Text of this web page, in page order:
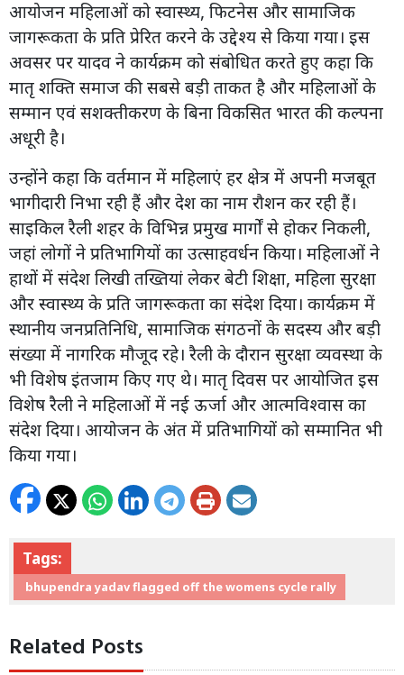
आयोजन महिलाओं को स्वास्थ्य, फिटनेस और सामाजिक
जागरूकता के प्रति प्रेरित करने के उद्देश्य से किया गया। इस
अवसर पर यादव ने कार्यक्रम को संबोधित करते हुए कहा कि
मातृ शक्ति समाज की सबसे बड़ी ताकत है और महिलाओं के
सम्मान एवं सशक्तीकरण के बिना विकसित भारत की कल्पना
अधूरी है।
उन्होंने कहा कि वर्तमान में महिलाएं हर क्षेत्र में अपनी मजबूत
भागीदारी निभा रही हैं और देश का नाम रौशन कर रही हैं।
साइकिल रैली शहर के विभिन्न प्रमुख मार्गों से होकर निकली,
जहां लोगों ने प्रतिभागियों का उत्साहवर्धन किया। महिलाओं ने
हाथों में संदेश लिखी तख्तियां लेकर बेटी शिक्षा, महिला सुरक्षा
और स्वास्थ्य के प्रति जागरूकता का संदेश दिया। कार्यक्रम में
स्थानीय जनप्रतिनिधि, सामाजिक संगठनों के सदस्य और बड़ी
संख्या में नागरिक मौजूद रहे। रैली के दौरान सुरक्षा व्यवस्था के
भी विशेष इंतजाम किए गए थे। मातृ दिवस पर आयोजित इस
विशेष रैली ने महिलाओं में नई ऊर्जा और आत्मविश्वास का
संदेश दिया। आयोजन के अंत में प्रतिभागियों को सम्मानित भी
किया गया।
Tags:
bhupendra yadav flagged off the womens cycle rally
Related Posts